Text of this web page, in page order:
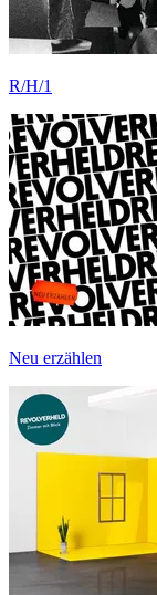
R/H/1
Neu erzählen